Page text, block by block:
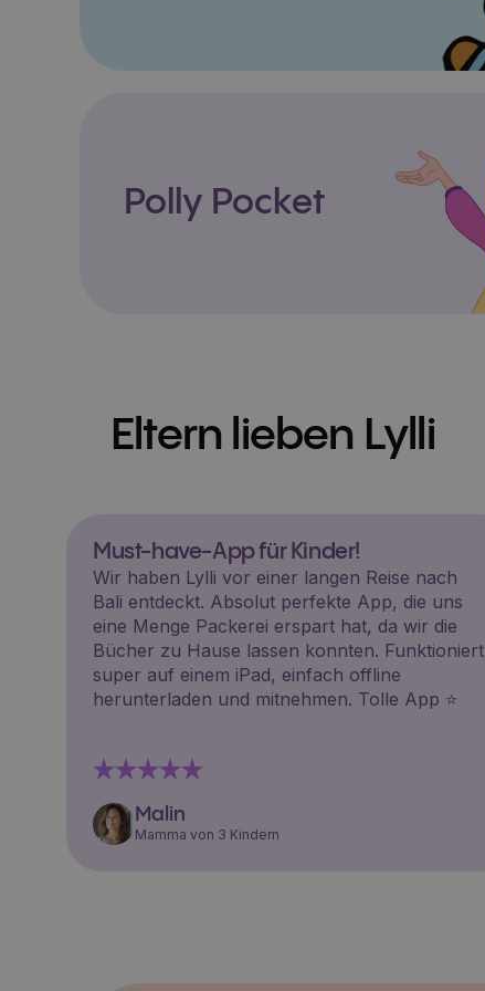
Polly Pocket
Eltern lieben Lylli
Must-have-App für Kinder!
Wir haben Lylli vor einer langen Reise nach
Bali entdeckt. Absolut perfekte App, die uns
eine Menge Packerei erspart hat, da wir die
Bücher zu Hause lassen konnten. Funktioniert
super auf einem iPad, einfach offline
herunterladen und mitnehmen. Tolle App ⭐️
Malin
Mamma von 3 Kindern